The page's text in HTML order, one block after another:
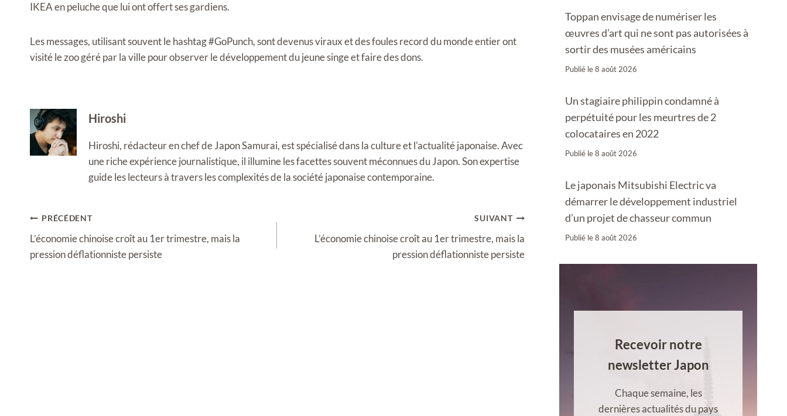
IKEA en peluche que lui ont offert ses gardiens.
Les messages, utilisant souvent le hashtag #GoPunch, sont devenus viraux et des foules record du monde entier ont
visité le zoo géré par la ville pour observer le développement du jeune singe et faire des dons.
Hiroshi
Hiroshi, rédacteur en chef de Japon Samurai, est spécialisé dans la culture et l'actualité japonaise. Avec
une riche expérience journalistique, il illumine les facettes souvent méconnues du Japon. Son expertise
guide les lecteurs à travers les complexités de la société japonaise contemporaine.
Navigation
de
l’article
PRÉCÉDENT
L’économie chinoise croît au 1er trimestre, mais la
pression déflationniste persiste
SUIVANT
L’économie chinoise croît au 1er trimestre, mais la
pression déflationniste persiste
Toppan envisage de numériser les
œuvres d’art qui ne sont pas autorisées à
sortir des musées américains
Publié le8 août 2026
Un stagiaire philippin condamné à
perpétuité pour les meurtres de 2
colocataires en 2022
Publié le8 août 2026
Le japonais Mitsubishi Electric va
démarrer le développement industriel
d’un projet de chasseur commun
Publié le8 août 2026
Recevoir notre
newsletter Japon
Chaque semaine, les
dernières actualités du pays